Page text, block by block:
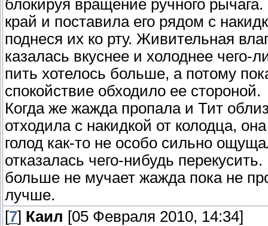
блокируя вращение ручного
край и поставила его рядом с
поднеся их ко рту. Живительная
казалась вкуснее и холоднее
пить хотелось больше, а потому
спокойствие обходило ее стороной.
Когда же жажда пропала и Тит
отходила с накидкой от колодца,
голод как-то не особо сильно
отказалась чего-нибудь
больше не мучает жажда пока не
лучше.
[7] Каил [05 Февраля 2010, 14:34]